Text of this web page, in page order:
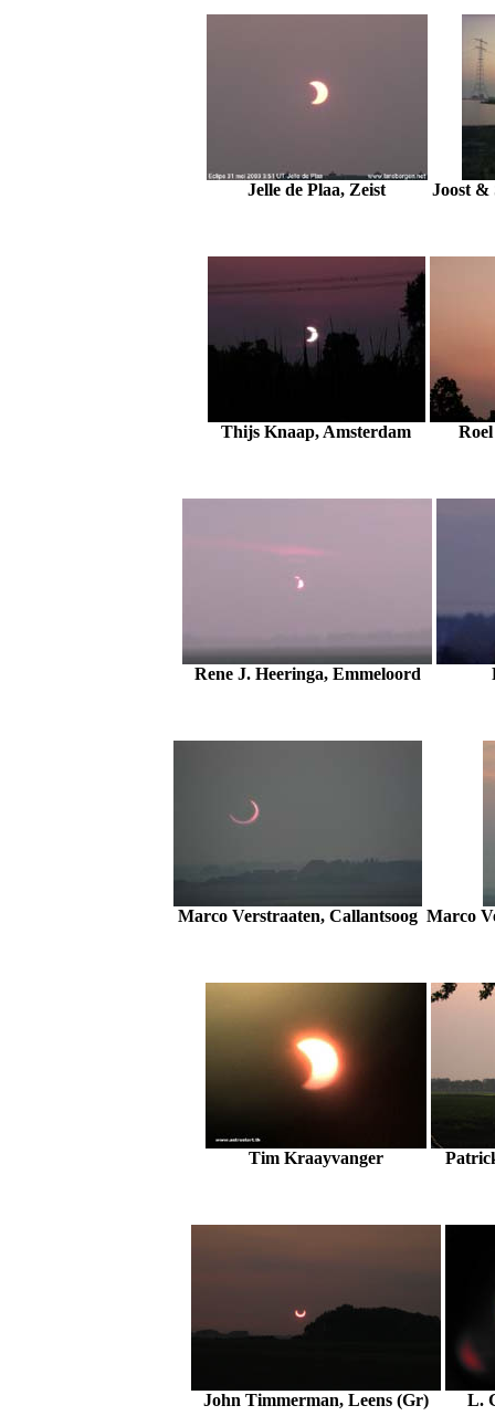
Jelle de Plaa, Zeist Joost &
Thijs Knaap, Amsterdam
Rene J. Heeringa, Emmeloord
Marco Verstraaten, Callantsoog Marco
Tim Kraayvanger
John Timmerman, Leens (Gr) L.